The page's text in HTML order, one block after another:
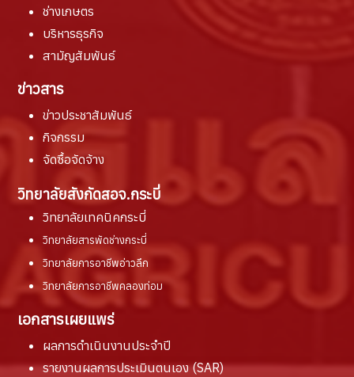
ช่างเกษตร
บริหารธุรกิจ
สามัญสัมพันธ์
ข่าวสาร
ข่าวประชาสัมพันธ์
กิจกรรม
จัดซื้อจัดจ้าง
วิทยาลัยสังกัดสอจ.กระบี่
วิทยาลัยเทคนิคกระบี่
วิทยาลัยสารพัดช่างกระบี่
วิทยาลัยการอาชีพอ่าวลึก
วิทยาลัยการอาชีพคลองท่อม
เอกสารเผยแพร่
ผลการดำเนินงานประจำปี
รายงานผลการประเมินตนเอง (SAR)